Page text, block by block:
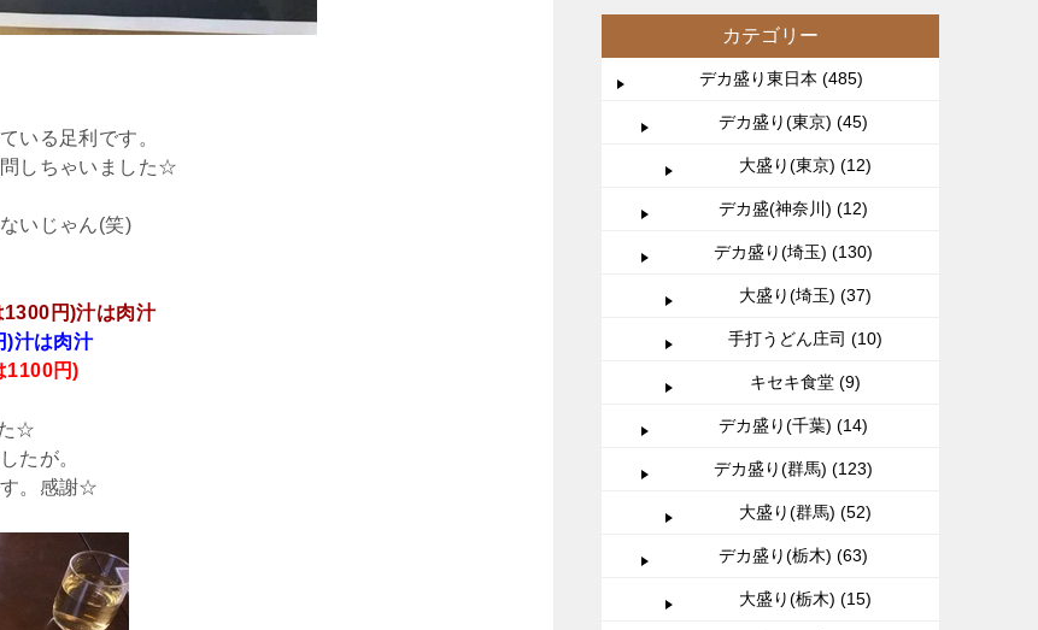
いる足利です。
しちゃいました☆
いじゃん(笑)
円)汁は肉汁
汁は肉汁
1100円)
☆
たが。
す。感謝☆
カテゴリー
デカ盛り東日本 (485)
デカ盛り(東京) (45)
大盛り(東京) (12)
デカ盛(神奈川) (12)
デカ盛り(埼玉) (130)
大盛り(埼玉) (37)
手打うどん庄司 (10)
キセキ食堂 (9)
デカ盛り(千葉) (14)
デカ盛り(群馬) (123)
大盛り(群馬) (52)
デカ盛り(栃木) (63)
大盛り(栃木) (15)